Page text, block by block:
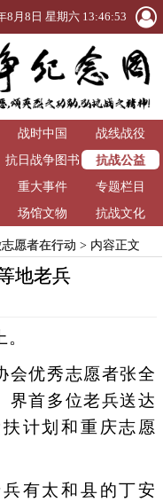
8月8日 星期六 13:46:54
战时中国
战线战役
抗日战争图书
馆
抗战公益
重大事件
专题栏目
场馆文物 抗战文化
愿者在行动 > 内容正文
地老兵
优秀志愿者张全
界首多位老兵送达
计划和重庆志愿
有太和县的丁安